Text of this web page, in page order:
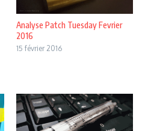
Analyse Patch Tuesday Fevrier
2016
15 février 2016